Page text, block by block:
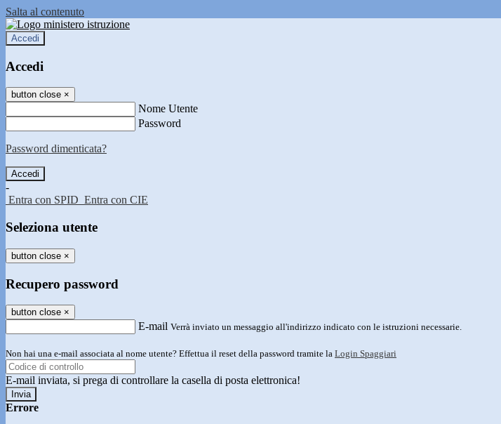
Salta al contenuto
Accedi
Accedi
button close ×
Nome Utente
Password
Password dimenticata?
-
Entra con SPID Entra con CIE
Seleziona utente
button close ×
Recupero password
button close ×
E-mail Verrà inviato un messaggio all'indirizzo indicato con le istruzioni necessarie.
Non hai una e-mail associata al nome utente? Effettua il reset della password tramite la Login Spaggiari
E-mail inviata, si prega di controllare la casella di posta elettronica!
Errore